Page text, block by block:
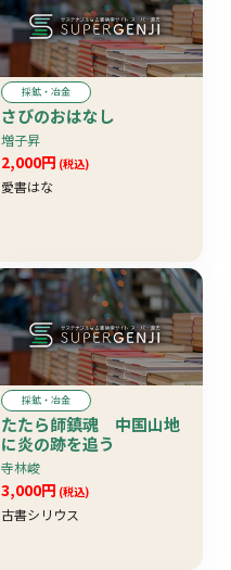
採鉱・冶金
さびのおはなし
増子昇
2,000円 (税込)
愛書はな
採鉱・冶金
たたら師鎮魂 中国山地
に炎の跡を追う
寺林峻
3,000円 (税込)
古書シリウス